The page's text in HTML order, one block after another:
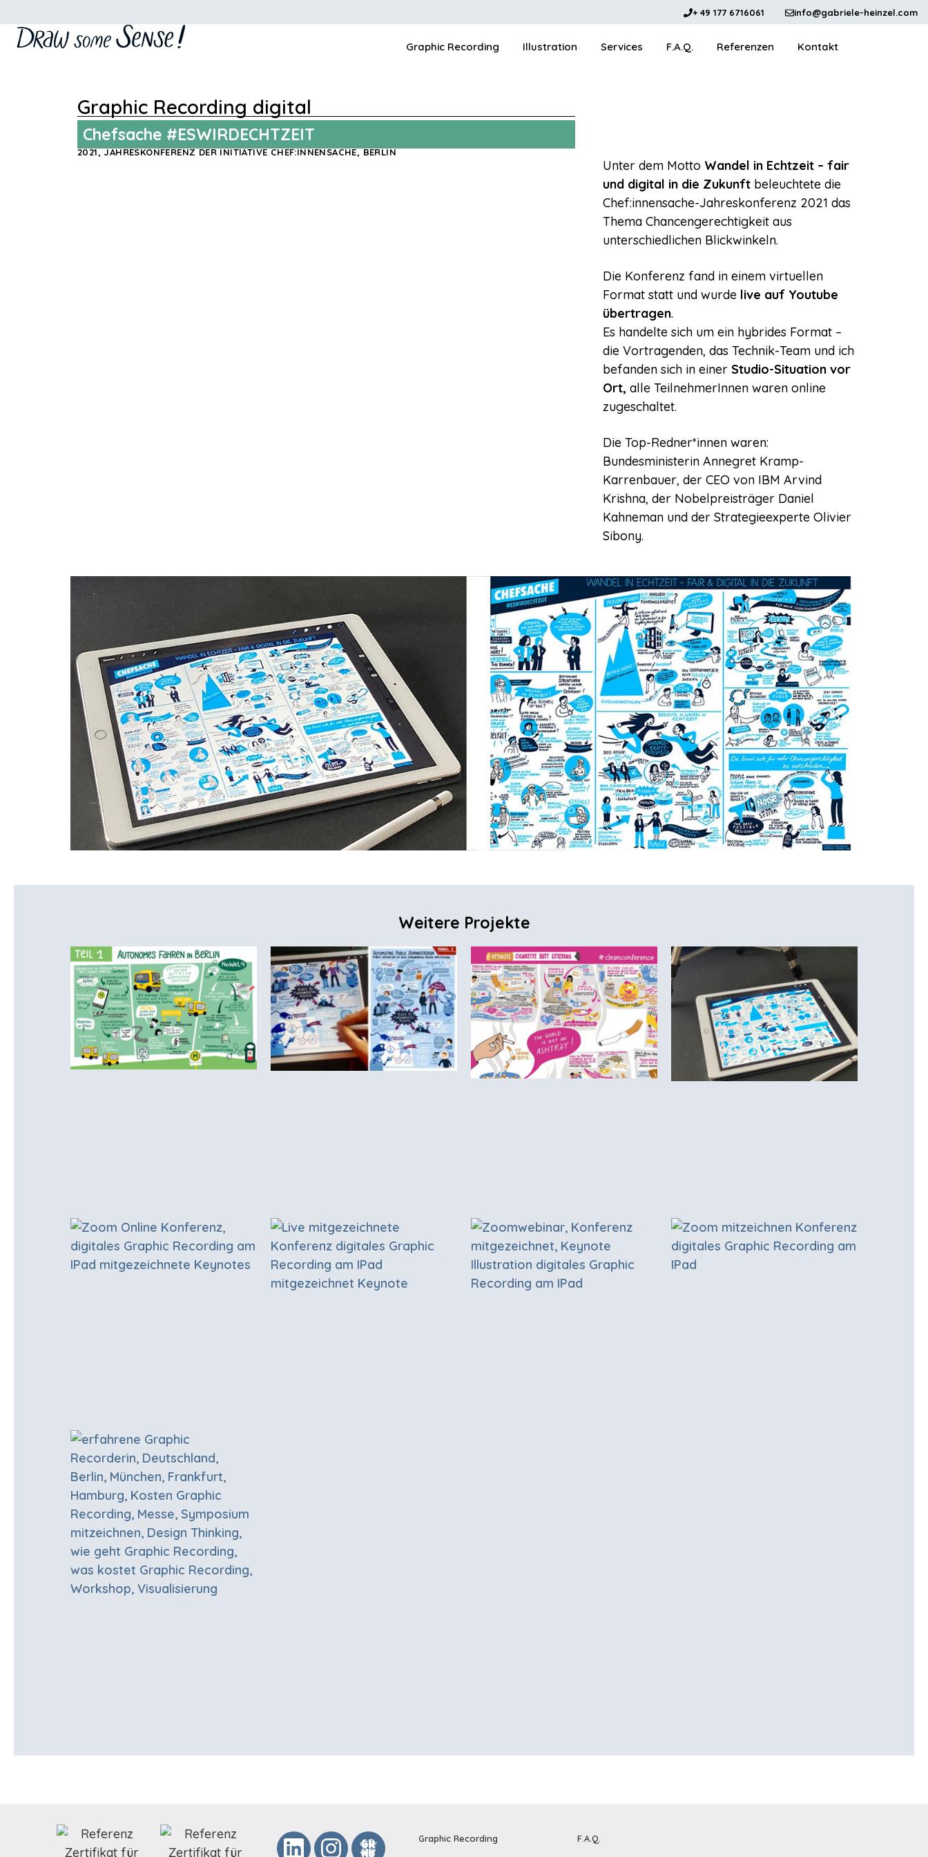
+ 49 177 6716061 info@gabriele-heinzel.com
Graphic Recording Illustration Services F.A.Q. Referenzen Kontakt
Graphic Recording digital
Chefsache #ESWIRDECHTZEIT
2021, JAHRESKONFERENZ DER INITIATIVE CHEF:INNENSACHE, BERLIN
Unter dem Motto Wandel in Echtzeit – fair
und digital in die Zukunft beleuchtete die
Chef:innensache-Jahreskonferenz 2021 das
Thema Chancengerechtigkeit aus
unterschiedlichen Blickwinkeln.
Die Konferenz fand in einem virtuellen
Format statt und wurde live auf Youtube
übertragen.
Es handelte sich um ein hybrides Format –
die Vortragenden, das Technik-Team und ich
befanden sich in einer Studio-Situation vor
Ort, alle TeilnehmerInnen waren online
zugeschaltet.
Die Top-Redner*innen waren:
Bundesministerin Annegret Kramp-
Karrenbauer, der CEO von IBM Arvind
Krishna, der Nobelpreisträger Daniel
Kahneman und der Strategieexperte Olivier
Sibony.
Weitere Projekte
Graphic Recording F.A.Q.